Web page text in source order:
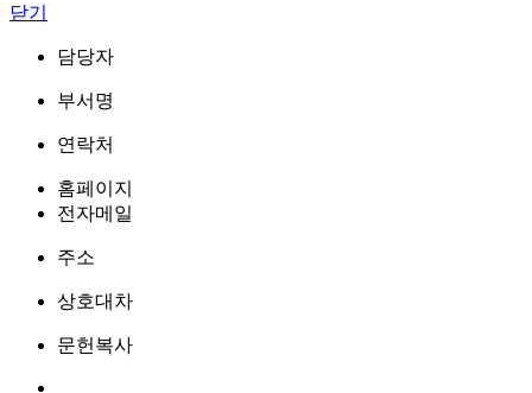
닫기
담당자
부서명
연락처
홈페이지
전자메일
주소
상호대차
문헌복사